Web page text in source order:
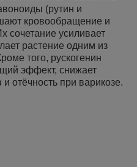
(рутин и
кровообращение и
сочетание усиливает
растение одним из
того, рускогенин
эффект, снижает
отёчность при варикозе.